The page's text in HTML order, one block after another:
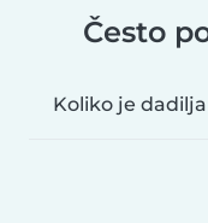
Često
Koliko je